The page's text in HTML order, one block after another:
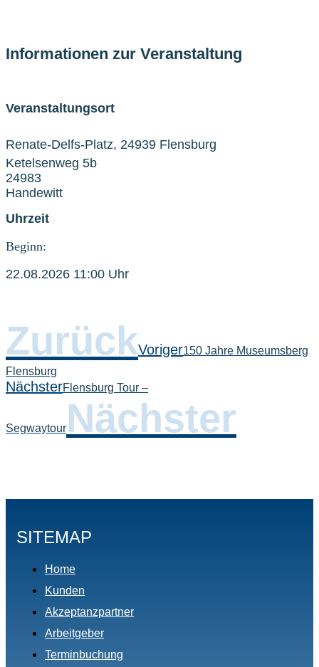
Informationen zur Veranstaltung
Veranstaltungsort
Renate-Delfs-Platz, 24939 Flensburg
Ketelsenweg 5b
24983
Handewitt
Uhrzeit
Beginn:
22.08.2026 11:00 Uhr
ZurückVoriger150 Jahre Museumsberg
Flensburg
NächsterFlensburg Tour –
Segwaytour Nächster
SITEMAP
Home
Kunden
Akzeptanzpartner
Arbeitgeber
Terminbuchung